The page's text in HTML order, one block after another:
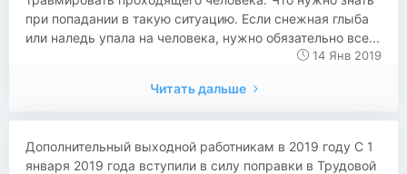
при попадании в такую ситуацию. Если снежная глыба
или наледь упала на человека, нужно обязательно все...
14 Янв 2019
Читать дальше
​​Дополнительный выходной работникам в 2019 году С 1
января 2019 года вступили в силу поправки в Трудовой